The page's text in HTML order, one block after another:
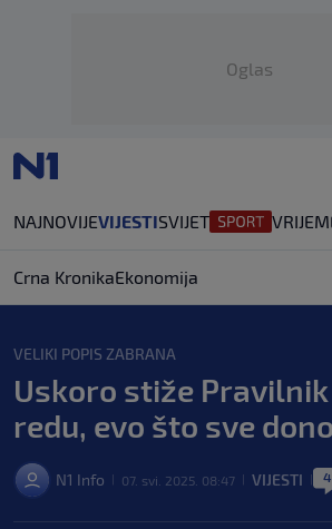
Oglas
NAJNOVIJEVIJESTISVIJET
Crna KronikaEkonomija
VELIKI POPIS ZABRANA
Uskoro stiže
redu, evo što sve
N1 Info 07. svi. 2025. 08:47 VIJESTI 4